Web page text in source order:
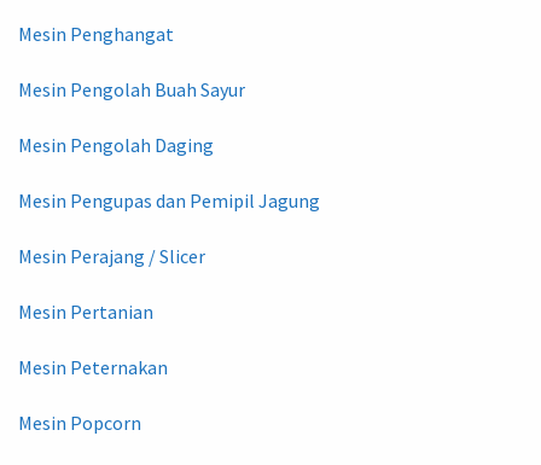
Mesin Penghangat
Mesin Pengolah Buah Sayur
Mesin Pengolah Daging
Mesin Pengupas dan Pemipil Jagung
Mesin Perajang / Slicer
Mesin Pertanian
Mesin Peternakan
Mesin Popcorn